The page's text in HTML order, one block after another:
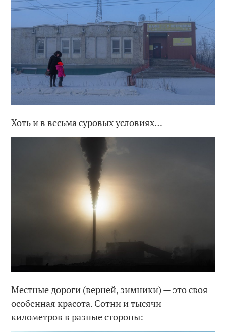
Хоть и в весьма суровых условиях…
Местные дороги (верней, зимники) — это своя
особенная красота. Сотни и тысячи
километров в разные стороны: